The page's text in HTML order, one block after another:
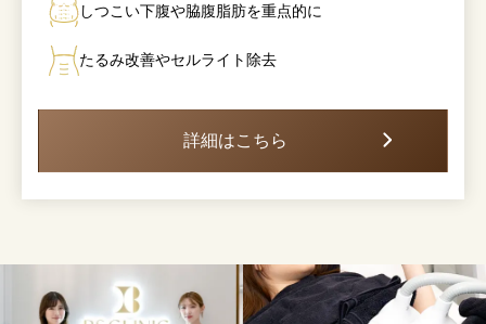
しつこい下腹や脇腹脂肪を重点的に
たるみ改善やセルライト除去
詳細はこちら